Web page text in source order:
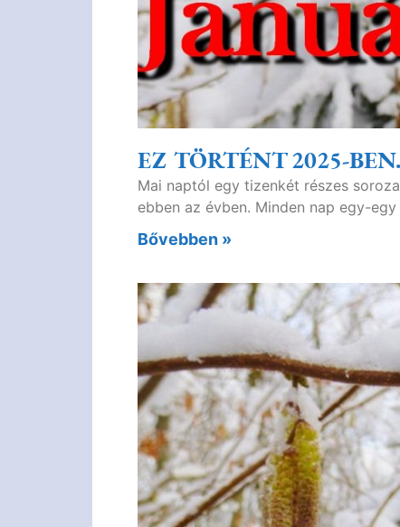
EZ TÖRTÉNT 2025-
Mai naptól egy tizenkét részes
ebben az évben. Minden nap egy-
Bővebben »